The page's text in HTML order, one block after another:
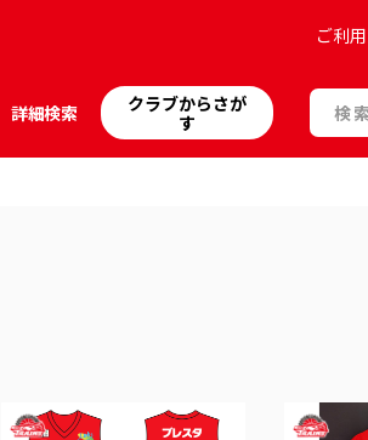
詳細検索
クラブからさが
す
ご利